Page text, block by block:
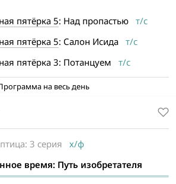
пятёрка 5: Над пропастью т/с
пятёрка 5: Салон Исида т/с
пятёрка 3: Потанцуем т/с
на весь день
3 серия х/ф
время: Путь изобретателя